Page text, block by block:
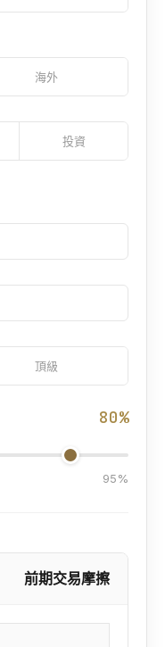
海外
投資
頂級
80%
95%
前期交易摩擦